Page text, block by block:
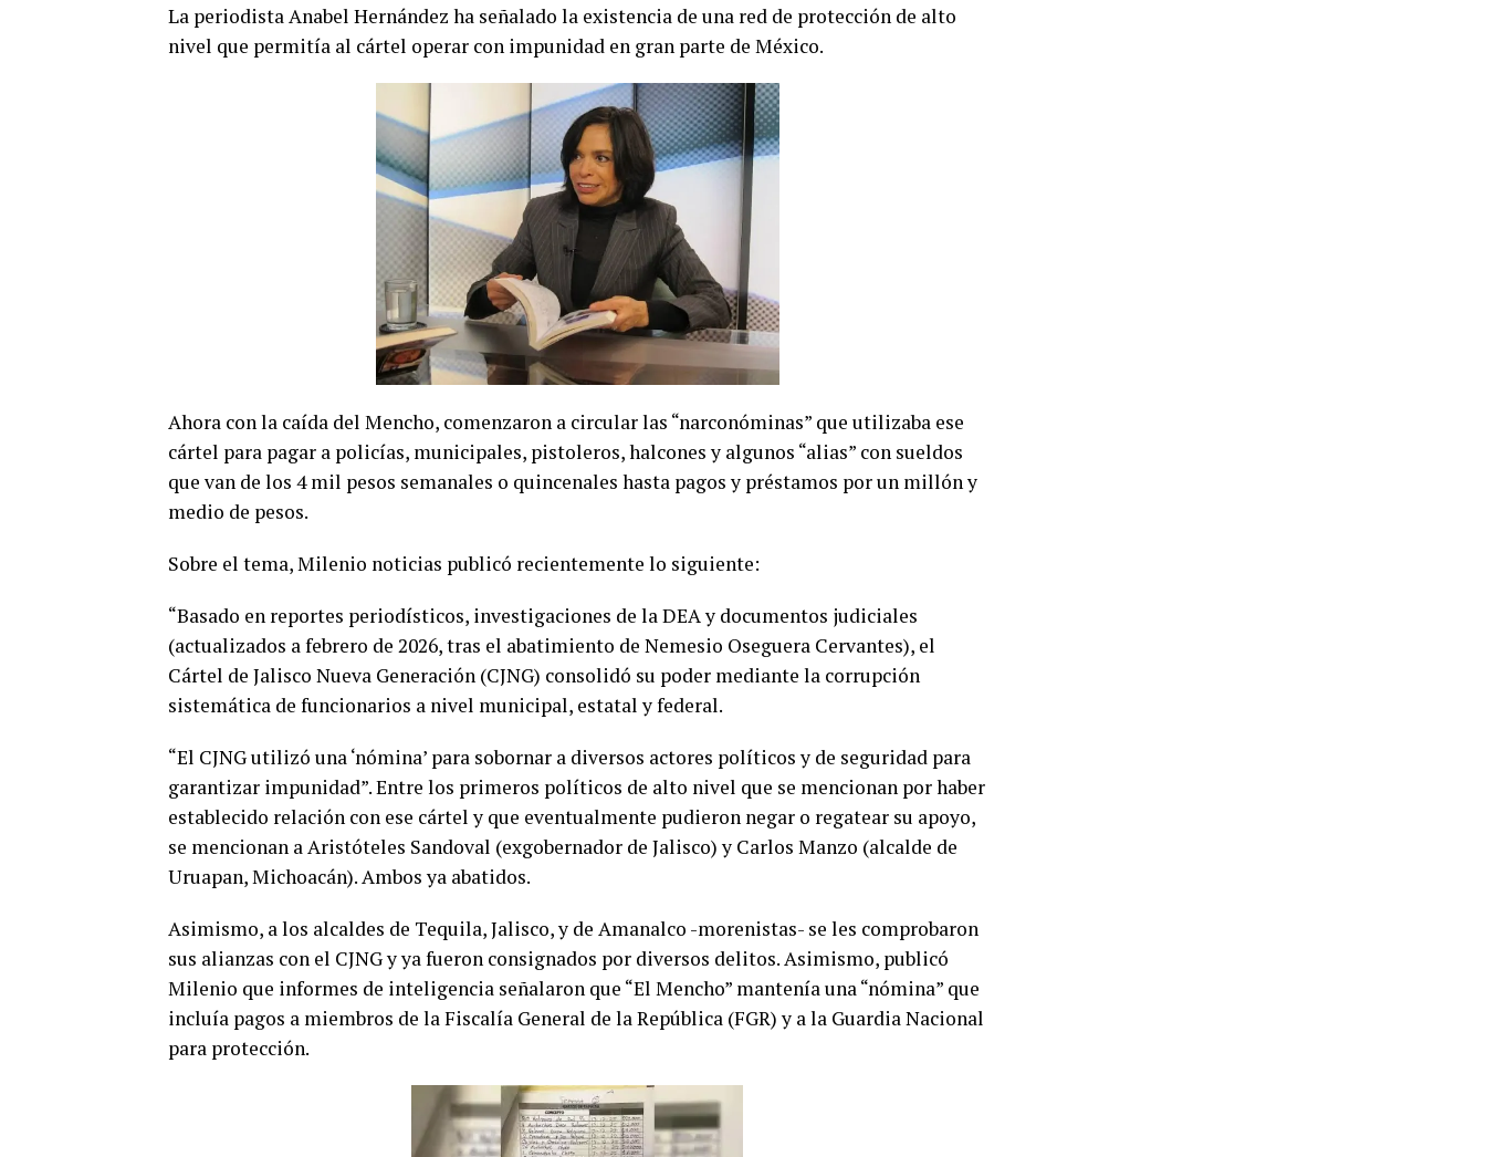
La periodista Anabel Hernández ha señalado la existencia de una red de protección de alto
nivel que permitía al cártel operar con impunidad en gran parte de México.
Ahora con la caída del Mencho, comenzaron a circular las “narconóminas” que utilizaba ese
cártel para pagar a policías, municipales, pistoleros, halcones y algunos “alias” con sueldos
que van de los 4 mil pesos semanales o quincenales hasta pagos y préstamos por un millón y
medio de pesos.
Sobre el tema, Milenio noticias publicó recientemente lo siguiente:
“Basado en reportes periodísticos, investigaciones de la DEA y documentos judiciales
(actualizados a febrero de 2026, tras el abatimiento de Nemesio Oseguera Cervantes), el
Cártel de Jalisco Nueva Generación (CJNG) consolidó su poder mediante la corrupción
sistemática de funcionarios a nivel municipal, estatal y federal.
“El CJNG utilizó una ‘nómina’ para sobornar a diversos actores políticos y de seguridad para
garantizar impunidad”. Entre los primeros políticos de alto nivel que se mencionan por haber
establecido relación con ese cártel y que eventualmente pudieron negar o regatear su apoyo,
se mencionan a Aristóteles Sandoval (exgobernador de Jalisco) y Carlos Manzo (alcalde de
Uruapan, Michoacán). Ambos ya abatidos.
Asimismo, a los alcaldes de Tequila, Jalisco, y de Amanalco -morenistas- se les comprobaron
sus alianzas con el CJNG y ya fueron consignados por diversos delitos. Asimismo, publicó
Milenio que informes de inteligencia señalaron que “El Mencho” mantenía una “nómina” que
incluía pagos a miembros de la Fiscalía General de la República (FGR) y a la Guardia Nacional
para protección.